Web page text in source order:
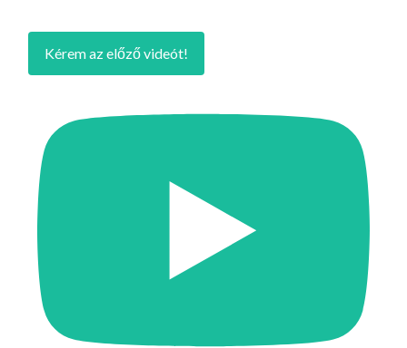
Kérem az előző videót!